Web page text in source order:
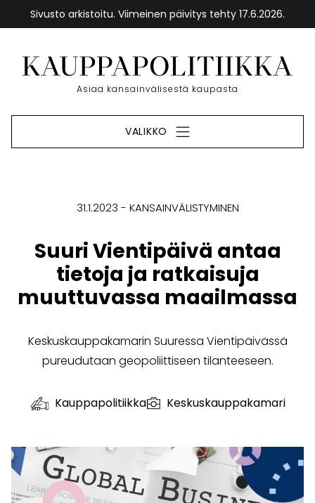
Sivusto arkistoitu. Viimeinen päivitys tehty 17.6.2026.
sisältöön
Etusivu
Asiaa kansainvälisestä kaupasta
VALIKKO
31.1.2023 KANSAINVÄLISTYMINEN
Suuri Vientipäivä antaa
tietoja ja ratkaisuja
muuttuvassa maailmassa
Keskuskauppakamarin Suuressa Vientipäivässä
pureudutaan geopoliittiseen tilanteeseen.
Kauppapolitiikka Keskuskauppakamari